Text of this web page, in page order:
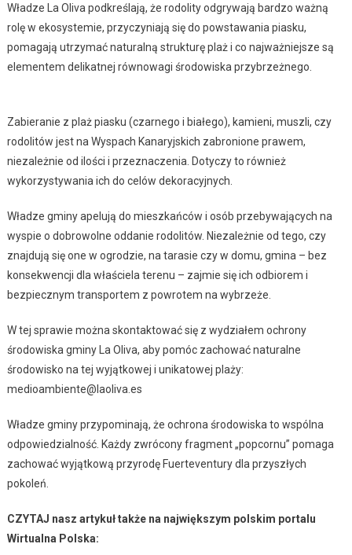
Władze La Oliva podkreślają, że rodolity odgrywają bardzo ważną
rolę w ekosystemie, przyczyniają się do powstawania piasku,
pomagają utrzymać naturalną strukturę plaż i co najważniejsze są
elementem delikatnej równowagi środowiska przybrzeżnego.
Zabieranie z plaż piasku (czarnego i białego), kamieni, muszli, czy
rodolitów jest na Wyspach Kanaryjskich zabronione prawem,
niezależnie od ilości i przeznaczenia. Dotyczy to również
wykorzystywania ich do celów dekoracyjnych.
Władze gminy apelują do mieszkańców i osób przebywających na
wyspie o dobrowolne oddanie rodolitów. Niezależnie od tego, czy
znajdują się one w ogrodzie, na tarasie czy w domu, gmina – bez
konsekwencji dla właściela terenu – zajmie się ich odbiorem i
bezpiecznym transportem z powrotem na wybrzeże.
W tej sprawie można skontaktować się z wydziałem ochrony
środowiska gminy La Oliva, aby pomóc zachować naturalne
środowisko na tej wyjątkowej i unikatowej plaży:
medioambiente@laoliva.es
Władze gminy przypominają, że ochrona środowiska to wspólna
odpowiedzialność. Każdy zwrócony fragment „popcornu” pomaga
zachować wyjątkową przyrodę Fuerteventury dla przyszłych
pokoleń.
CZYTAJ nasz artykuł także na największym polskim portalu
Wirtualna Polska: